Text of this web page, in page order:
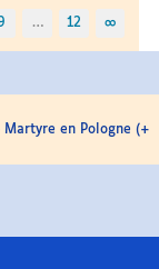
… 12 ∞
en Pologne (+